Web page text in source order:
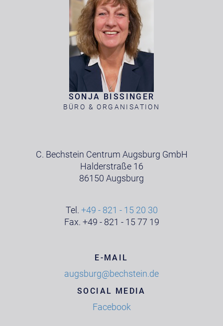
SONJA BISSINGER
BÜRO & ORGANISATION
C. Bechstein Centrum Augsburg GmbH
Halderstraße 16
86150 Augsburg
Tel. +49 - 821 - 15 20 30
Fax. +49 - 821 - 15 77 19
E-MAIL
augsburg@bechstein.de
SOCIAL MEDIA
Facebook